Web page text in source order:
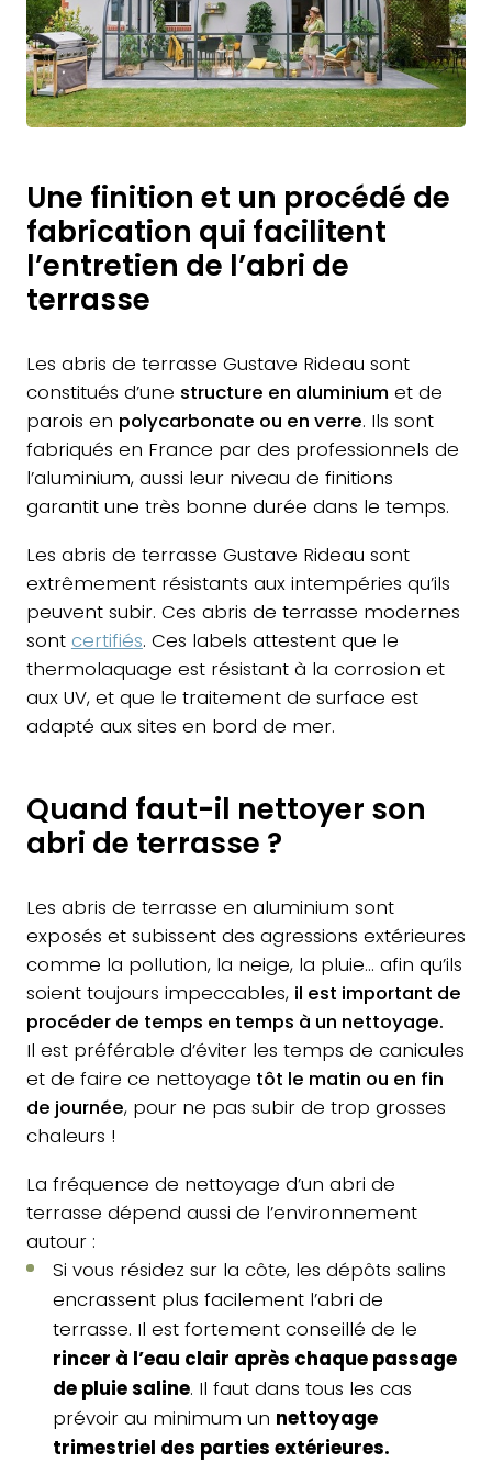
Une finition et un procédé de
fabrication qui facilitent
l’entretien de l’abri de
terrasse
Les abris de terrasse Gustave Rideau sont
constitués d’une structure en aluminium et de
parois en polycarbonate ou en verre. Ils sont
fabriqués en France par des professionnels de
l’aluminium, aussi leur niveau de finitions
garantit une très bonne durée dans le temps.
Les abris de terrasse Gustave Rideau sont
extrêmement résistants aux intempéries qu’ils
peuvent subir. Ces abris de terrasse modernes
sont certifiés. Ces labels attestent que le
thermolaquage est résistant à la corrosion et
aux UV, et que le traitement de surface est
adapté aux sites en bord de mer.
Quand faut-il nettoyer son
abri de terrasse ?
Les abris de terrasse en aluminium sont
exposés et subissent des agressions extérieures
comme la pollution, la neige, la pluie… afin qu’ils
soient toujours impeccables, il est important de
procéder de temps en temps à un nettoyage.
Il est préférable d’éviter les temps de canicules
et de faire ce nettoyage tôt le matin ou en fin
de journée, pour ne pas subir de trop grosses
chaleurs !
La fréquence de nettoyage d’un abri de
terrasse dépend aussi de l’environnement
autour :
Si vous résidez sur la côte, les dépôts salins
encrassent plus facilement l’abri de
terrasse. Il est fortement conseillé de le
rincer à l’eau clair après chaque passage
de pluie saline. Il faut dans tous les cas
prévoir au minimum un nettoyage
trimestriel des parties extérieures.